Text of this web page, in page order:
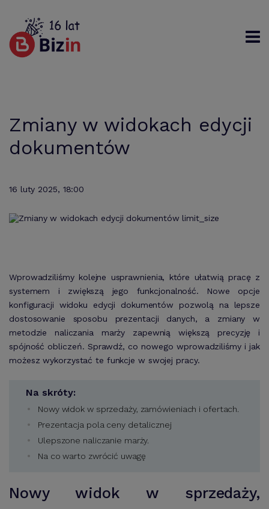
Zmiany w widokach edycji
dokumentów
16 luty 2025, 18:00
Wprowadziliśmy kolejne usprawnienia, które ułatwią pracę z
systemem i zwiększą jego funkcjonalność. Nowe opcje
konfiguracji widoku edycji dokumentów pozwolą na lepsze
dostosowanie sposobu prezentacji danych, a zmiany w
metodzie naliczania marży zapewnią większą precyzję i
spójność obliczeń. Sprawdź, co nowego wprowadziliśmy i jak
możesz wykorzystać te funkcje w swojej pracy.
Na skróty:
Nowy widok w sprzedaży, zamówieniach i ofertach.
Prezentacja pola ceny detalicznej
Ulepszone naliczanie marży.
Na co warto zwrócić uwagę
Nowy widok w sprzedaży,